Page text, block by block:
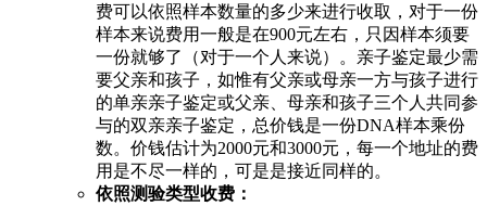
费可以依照样本数量的多少来进行收取，对于一份
样本来说费用一般是在900元左右，只因样本须要
一份就够了（对于一个人来说）。亲子鉴定最少需
要父亲和孩子，如惟有父亲或母亲一方与孩子进行
的单亲亲子鉴定或父亲、母亲和孩子三个人共同参
与的双亲亲子鉴定，总价钱是一份DNA样本乘份
数。价钱估计为2000元和3000元，每一个地址的费
用是不尽一样的，可是是接近同样的。
依照测验类型收费：